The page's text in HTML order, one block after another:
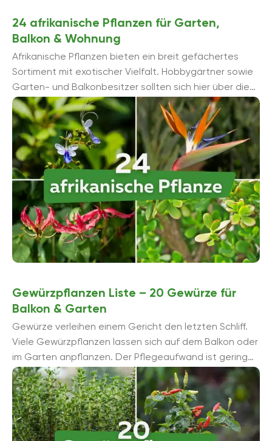
24 afrikanische Pflanzen für Garten,
Balkon & Wohnung
Afrikanische Pflanzen bieten ein breit gefächertes
Sortiment mit exotischer Vielfalt. Hobbygärtner sowie
Garten- und Balkonbesitzer sollten sich hier über die
24 besten und beliebtesten Exemplare informieren.
Gewürzpflanzen Liste – 20 Gewürze für
Balkon & Garten
Gewürze verleihen einem Gericht den letzten Schliff.
Viele Gewürzpflanzen lassen sich auf dem Balkon oder
im Garten anpflanzen. Der Pflegeaufwand ist gering
und Sie haben immer frische Gewü...